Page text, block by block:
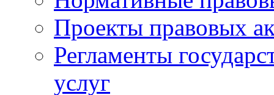
Проекты правовых
Регламенты
услуг